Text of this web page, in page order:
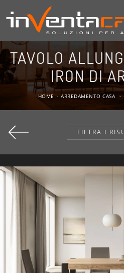
TAVOLO
IRON DI
HOME - ARREDAMENTO CASA -
FILTRA I